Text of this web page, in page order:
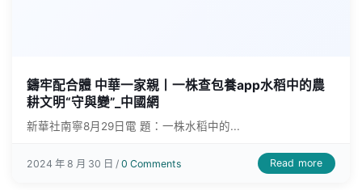
鑄牢配合體 中華一家親丨一株查包養app水稻中的農
耕文明“守與變”_中國網
新華社南寧8月29日電 題：一株水稻中的...
2024 年 8 月 30 日 /0 Comments Read more